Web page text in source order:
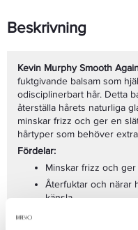
Beskrivning
Kevin Murphy Smooth
fuktgivande balsam som
odisciplinerbart hår. Detta
återställa hårets naturliga
minskar frizz och ger en
hårtyper som behöver
Fördelar:
Minskar frizz och
Återfuktar och närar
känsla